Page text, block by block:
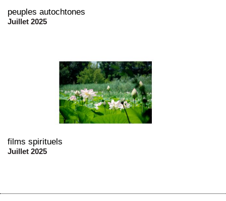
peuples autochtones
Juillet 2025
films spirituels
Juillet 2025